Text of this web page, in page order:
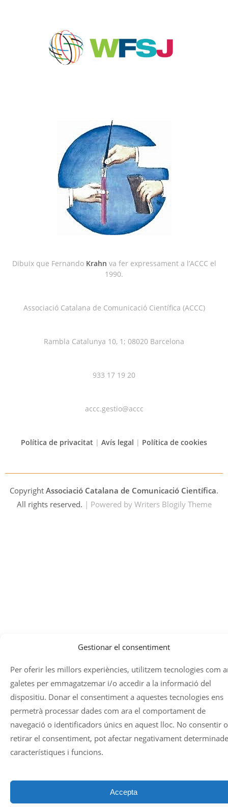
Gestionar el consentiment
Per oferir les millors experiències, utilitzem tecnologies com
galetes per emmagatzemar i/o accedir a la informació del
dispositiu. Donar el consentiment a aquestes tecnologies ens
permetrà processar dades com ara el comportament de
navegació o identificadors únics en aquest lloc. No consentir o
retirar el consentiment, pot afectar negativament
característiques i funcions.
Accepta
Dibuix que Fernando Krahn va fer expressament a l’ACCC el
1990.
Associació Catalana de Comunicació Científica (ACCC)
Rambla Catalunya 10, 1; 08020 Barcelona
933 17 19 20
accc.gestio@accc
Política de privacitat | Avís legal | Política de cookies
Copyright Associació Catalana de Comunicació Científica.
All rights reserved. | Powered by Writers Blogily Theme